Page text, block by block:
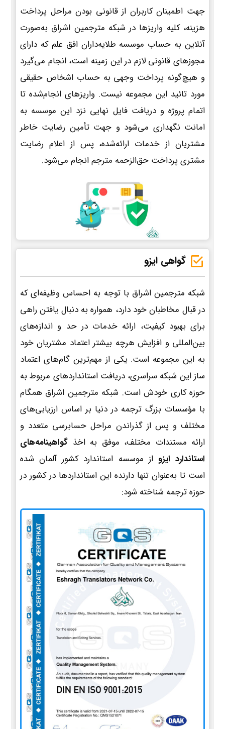
جهت اطمینان کاربران از قانونی بودن مراحل پرداخت
هزینه، کلیه واریزها در شبکه مترجمین اشراق به‌صورت
آنلاین به حساب موسسه طلایه‌داران افق علم که دارای
مجوزهای قانونی لازم در این زمینه است، انجام می‌گیرد
و هیچ‌گونه پرداخت وجهی به حساب اشخاص حقیقی
مورد تائید این مجموعه نیست. واریزهای انجام‌شده تا
اتمام پروژه و دریافت فایل نهایی نزد این موسسه به
امانت نگهداری می‌شود و جهت تأمین رضایت خاطر
مشتریان از خدمات ارائه‌شده، پس از اعلام رضایت
مشتری پرداخت حق‌الزحمه مترجم انجام می‌شود.
گواهی ایزو
شبکه مترجمین اشراق با توجه به احساس وظیفه‌ای که
در قبال مخاطبان خود دارد، همواره به دنبال یافتن راهی
برای بهبود کیفیت، ارائه خدمات در حد و اندازه‌های
بین‌المللی و افزایش هرچه بیشتر اعتماد مشتریان خود
به این مجموعه است. یکی از مهم‌ترین گام‌های اعتماد
ساز این شبکه سراسری، دریافت استانداردهای مربوط به
حوزه کاری خودش است. شبکه مترجمین اشراق همگام
با مؤسسات بزرگ ترجمه در دنیا بر اساس ارزیابی‌های
مختلف و پس از گذراندن مراحل حسابرسی متعدد و
ارائه مستندات مختلف، موفق به اخذ گواهینامه‌های
استاندارد ایزو از موسسه استاندارد کشور آلمان شده
است تا به‌عنوان تنها دارنده این استانداردها در کشور در
حوزه ترجمه شناخته شود: